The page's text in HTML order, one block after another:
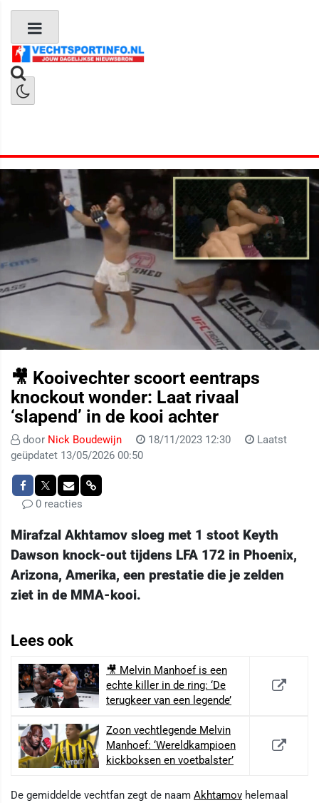
🎥 Kooivechter scoort eentraps
knockout wonder: Laat rivaal
‘slapend’ in de kooi achter
door Nick Boudewijn 18/11/2023 12:30
Laatst
geüpdatet 13/05/2026 00:50
0 reacties
Mirafzal Akhtamov sloeg met 1 stoot Keyth
Dawson knock-out tijdens LFA 172 in Phoenix,
Arizona, Amerika, een prestatie die je zelden
ziet in de MMA-kooi.
Lees ook
🎥 Melvin Manhoef is een
echte killer in de ring: ‘De
terugkeer van een legende’
Zoon vechtlegende Melvin
Manhoef: ‘Wereldkampioen
kickboksen en voetbalster’
De gemiddelde vechtfan zegt de naam Akhtamov helemaal